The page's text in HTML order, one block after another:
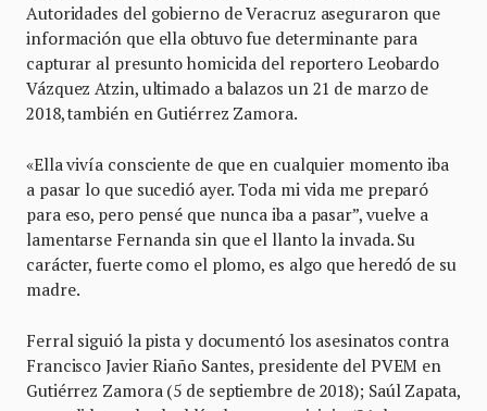
Autoridades del gobierno de Veracruz aseguraron que
información que ella obtuvo fue determinante para
capturar al presunto homicida del reportero Leobardo
Vázquez Atzin, ultimado a balazos un 21 de marzo de
2018, también en Gutiérrez Zamora.
«Ella vivía consciente de que en cualquier momento iba
a pasar lo que sucedió ayer. Toda mi vida me preparó
para eso, pero pensé que nunca iba a pasar”, vuelve a
lamentarse Fernanda sin que el llanto la invada. Su
carácter, fuerte como el plomo, es algo que heredó de su
madre.
Ferral siguió la pista y documentó los asesinatos contra
Francisco Javier Riaño Santes, presidente del PVEM en
Gutiérrez Zamora (5 de septiembre de 2018); Saúl Zapata,